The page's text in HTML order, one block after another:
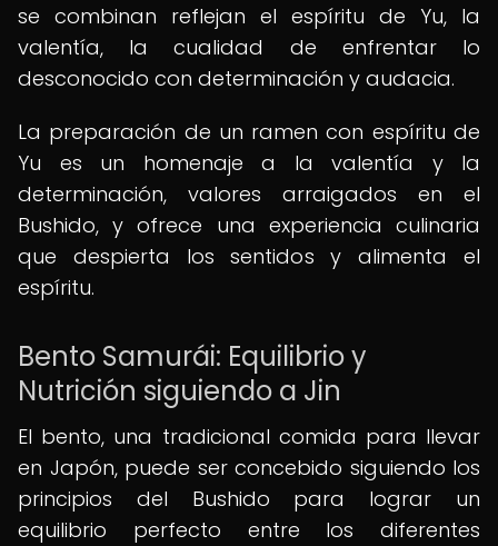
se combinan reflejan el espíritu de Yu, la
valentía, la cualidad de enfrentar lo
desconocido con determinación y audacia.
La preparación de un ramen con espíritu de
Yu es un homenaje a la valentía y la
determinación, valores arraigados en el
Bushido, y ofrece una experiencia culinaria
que despierta los sentidos y alimenta el
espíritu.
Bento Samurái: Equilibrio y
Nutrición siguiendo a Jin
El bento, una tradicional comida para llevar
en Japón, puede ser concebido siguiendo los
principios del Bushido para lograr un
equilibrio perfecto entre los diferentes